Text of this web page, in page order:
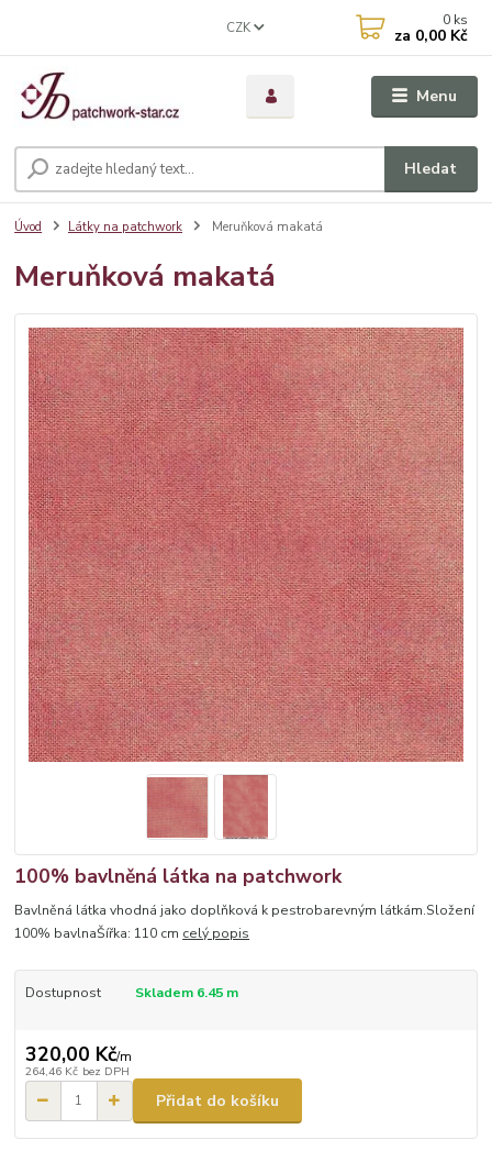
Menu
CZK
Hledat
0 ks
za 0,00 Kč
Úvod Látky na patchwork Meruňková makatá
Meruňková makatá
100% bavlněná látka na patchwork
Bavlněná látka vhodná jako doplňková k pestrobarevným látkám.Složení
100% bavlnaŠířka: 110 cm celý popis
Dostupnost Skladem 6.45 m
320,00 Kč/m
264,46 Kč bez DPH
Přidat do košíku